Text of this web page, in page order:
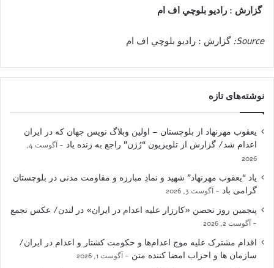
گزارش : راديو بلوچي اف ام
Source: گزارش : راديو بلوچي اف ام
نوشته‌های تازه
یعقوب مهرنهاد از بلوچستان – اولین وبلاگ نویس جهان که در ایران
اعدام شد/ گزارش از تلویزیون “رُژن” راجع به زنده یاد
آگوست 4,
2026
یاد “یعقوب مهرنهاد” شهید و نمادِ مبارزه و مقاومت مدنی در بلوچستان
گرامی باد
آگوست 3, 2026
پنجمین روز تحصن «کارزار علیه اعدام در ایران» در لندن/ عکس تجمع
آگوست 2, 2026
اقدام مشترک علیه موج اعدام‌ها و حکومت کشتار و اعدام در ایران/
سازمان ها و احزاب امضا کننده متن
آگوست 1, 2026